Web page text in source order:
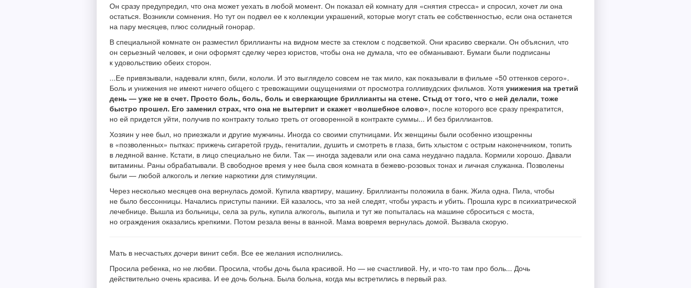
Он сразу предупредил, что она может уехать в любой момент. Он показал ей комнату для «снятия стресса» и спросил, хочет ли она
остаться. Возникли сомнения. Но тут он подвел ее к коллекции украшений, которые могут стать ее собственностью, если она останется
на пару месяцев, плюс солидный гонорар.
В специальной комнате он разместил бриллианты на видном месте за стеклом с подсветкой. Они красиво сверкали. Он объяснил, что
он серьезный человек, и они оформят сделку через юристов, чтобы она не думала, что ее обманывают. Бумаги были подписаны
к удовольствию обеих сторон.
...Ее привязывали, надевали кляп, били, кололи. И это выглядело совсем не так мило, как показывали в фильме «50 оттенков серого».
Боль и унижения не имеют ничего общего с тревожащими ощущениями от просмотра голливудских фильмов. Хотя унижения на третий
день — уже не в счет. Просто боль, боль, боль и сверкающие бриллианты на стене. Стыд от того, что с ней делали, тоже
быстро прошел. Его заменил страх, что она не вытерпит и скажет «волшебное слово», после которого все сразу прекратится,
но ей придется уйти, получив по контракту только треть от оговоренной в контракте суммы... И без бриллиантов.
Хозяин у нее был, но приезжали и другие мужчины. Иногда со своими спутницами. Их женщины были особенно изощренны
в «позволенных» пытках: прижечь сигаретой грудь, гениталии, душить и смотреть в глаза, бить хлыстом с острым наконечником, топить
в ледяной ванне. Кстати, в лицо специально не били. Так — иногда задевали или она сама неудачно падала. Кормили хорошо. Давали
витамины. Раны обрабатывали. В свободное время у нее была своя комната в бежево-розовых тонах и личная служанка. Позволены
были — любой алкоголь и легкие наркотики для стимуляции.
Через несколько месяцев она вернулась домой. Купила квартиру, машину. Бриллианты положила в банк. Жила одна. Пила, чтобы
не было бессонницы. Начались приступы паники. Ей казалось, что за ней следят, чтобы украсть и убить. Прошла курс в психиатрической
лечебнице. Вышла из больницы, села за руль, купила алкоголь, выпила и тут же попыталась на машине сброситься с моста,
но ограждения оказались крепкими. Потом резала вены в ванной. Мама вовремя вернулась домой. Вызвала скорую.
Мать в несчастьях дочери винит себя. Все ее желания исполнились.
Просила ребенка, но не любви. Просила, чтобы дочь была красивой. Но — не счастливой. Ну, и что-то там про боль... Дочь
действительно очень красива. И ее дочь больна. Была больна, когда мы встретились в первый раз.